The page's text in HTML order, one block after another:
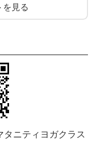
を見る
タニティヨガクラス